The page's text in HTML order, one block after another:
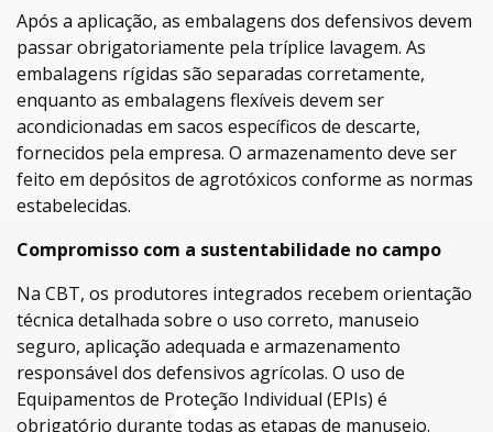
Após a aplicação, as embalagens dos defensivos devem
passar obrigatoriamente pela tríplice lavagem. As
embalagens rígidas são separadas corretamente,
enquanto as embalagens flexíveis devem ser
acondicionadas em sacos específicos de descarte,
fornecidos pela empresa. O armazenamento deve ser
feito em depósitos de agrotóxicos conforme as normas
estabelecidas.
Compromisso com a sustentabilidade no campo
Na CBT, os produtores integrados recebem orientação
técnica detalhada sobre o uso correto, manuseio
seguro, aplicação adequada e armazenamento
responsável dos defensivos agrícolas. O uso de
Equipamentos de Proteção Individual (EPIs) é
obrigatório durante todas as etapas de manuseio.